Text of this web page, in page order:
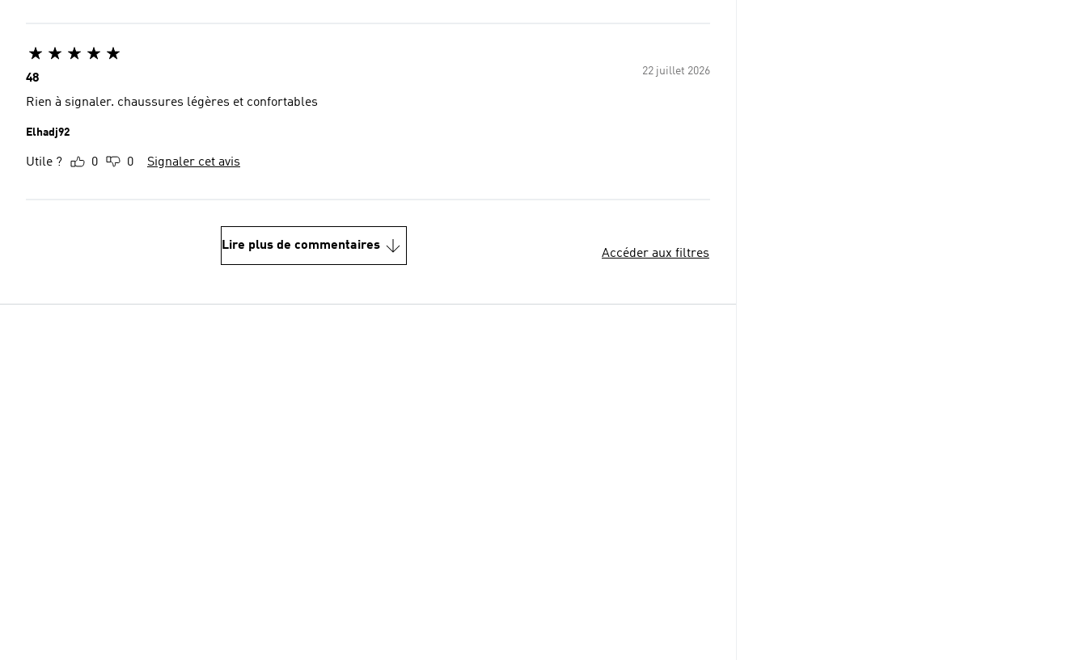
22 juillet 2026
48
Rien à signaler. chaussures légères et confortables
Elhadj92
Utile ? 0 0 Signaler cet avis
Lire plus de commentaires
Accéder aux filtres